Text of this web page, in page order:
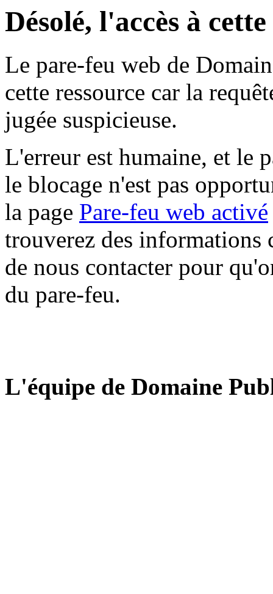
Désolé, l'accès à
Le pare-feu web de
cette ressource car la
jugée suspicieuse.
L'erreur est humaine, et le
le blocage n'est pas
la page Pare-feu web activé
trouverez des informations
de nous contacter pour
du pare-feu.
L'équipe de Domaine